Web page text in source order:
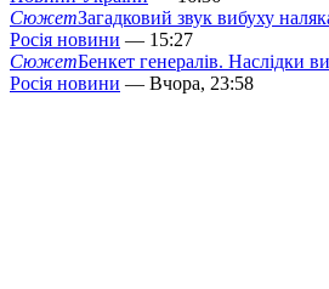
СюжетЗагадковий звук вибуху
Росія новини — 15:27
СюжетБенкет генералів. Наслідки
Росія новини — Вчора, 23:58